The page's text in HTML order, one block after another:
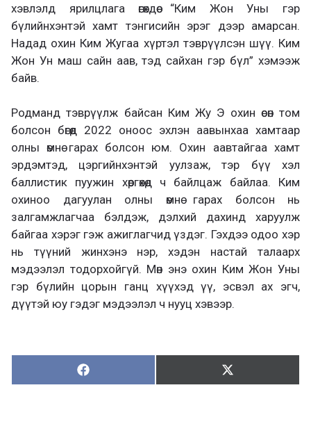
хэвлэлд ярилцлага өгөхдөө “Ким Жон Уны гэр
бүлийнхэнтэй хамт тэнгисийн эрэг дээр амарсан.
Надад охин Ким Жугаа хүртэл тэврүүлсэн шүү. Ким
Жон Ун маш сайн аав, тэд сайхан гэр бүл” хэмээж
байв.
Родманд тэврүүлж байсан Ким Жу Э охин өсөн том
болсон бөгөөд 2022 оноос эхлэн аавынхаа хамтаар
олны өмнө гарах болсон юм. Охин аавтайгаа хамт
эрдэмтэд, цэргийнхэнтэй уулзаж, тэр бүү хэл
баллистик пуужин хөөргөхөд ч байлцаж байлаа. Ким
охиноо дагуулан олны өмнө гарах болсон нь
залгамжлагчаа бэлдэж, дэлхий дахинд харуулж
байгаа хэрэг гэж ажиглагчид үздэг. Гэхдээ одоо хэр
нь түүний жинхэнэ нэр, хэдэн настай талаарх
мэдээлэл тодорхойгүй. Мөн энэ охин Ким Жон Уны
гэр бүлийн цорын ганц хүүхэд үү, эсвэл ах эгч,
дүүтэй юу гэдэг мэдээлэл ч нууц хэвээр.
Хуваалцах:
Х
у
Түгээх:
Т
ү